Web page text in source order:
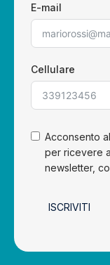
E-mail
Cellulare
Acconsento
per ricevere
newsletter,
ISCRIVITI